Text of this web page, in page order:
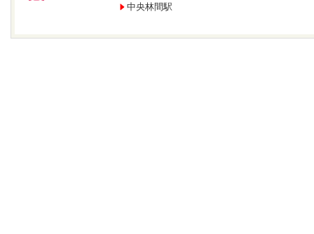
中央林間駅